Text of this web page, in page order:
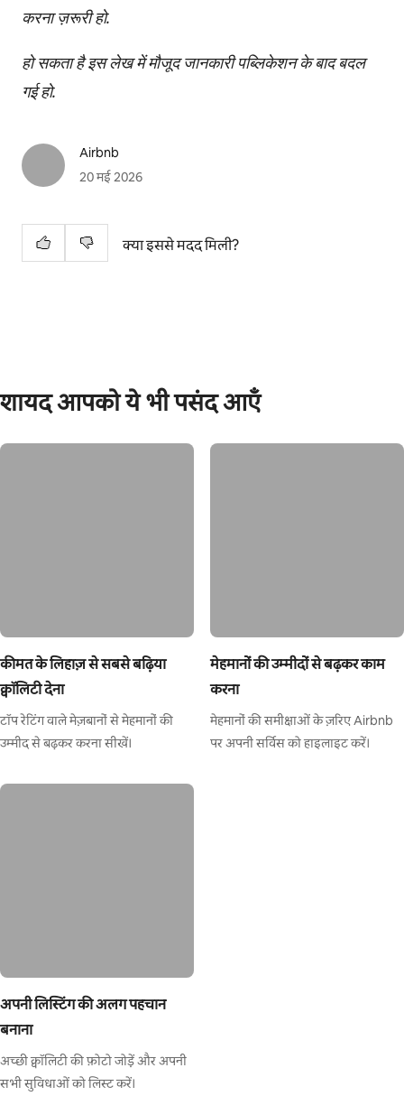
करना ज़रूरी हो.
हो सकता है इस लेख में मौजूद जानकारी पब्लिकेशन के बाद बदल
गई हो.
Airbnb
20 मई 2026
क्या इससे मदद मिली?
शायद आपको ये भी पसंद आएँ
कीमत के लिहाज़ से सबसे बढ़िया
क्वॉलिटी देना
टॉप रेटिंग वाले मेज़बानों से मेहमानों की
उम्मीद से बढ़कर करना सीखें।
मेहमानों की उम्मीदों से बढ़कर काम
करना
मेहमानों की समीक्षाओं के ज़रिए Airbnb
पर अपनी सर्विस को हाइलाइट करें।
अपनी लिस्टिंग की अलग पहचान
बनाना
अच्छी क्वॉलिटी की फ़ोटो जोड़ें और अपनी
सभी सुविधाओं को लिस्ट करें।